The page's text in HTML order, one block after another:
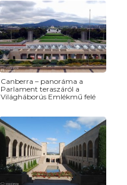
Canberra – panoráma a
Parlament teraszáról a
Világháborús Emlékmű felé